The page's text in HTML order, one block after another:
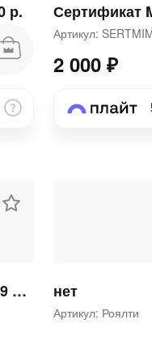
р. Сертификат
Артикул:
2 000 ₽
Вешалка с прищепками GL-29 с таргеткой Button Blue нет
Артикул: Роялти